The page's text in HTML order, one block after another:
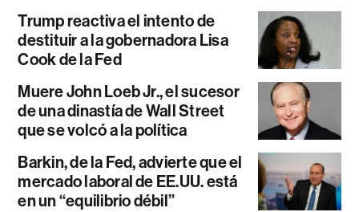
Trump reactiva el intento de
destituir a la gobernadora Lisa
Cook de la Fed
Muere John Loeb Jr., el sucesor
de una dinastía de Wall Street
que se volcó a la política
Barkin, de la Fed, advierte que el
mercado laboral de EE.UU. está
en un “equilibrio débil”